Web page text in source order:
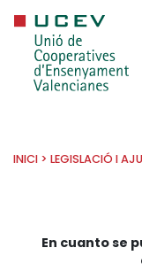
INICI > LEGISLACIÓ I
En cuanto se